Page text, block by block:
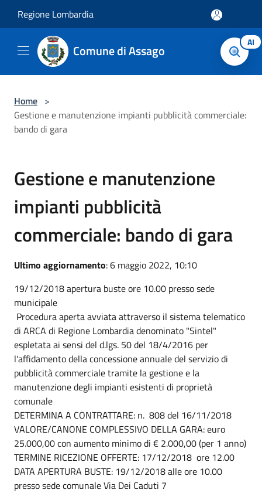
Regione Lombardia
Comune di Assago AI
Home >
Gestione e manutenzione impianti pubblicità commerciale:
bando di gara
Gestione e manutenzione
impianti pubblicità
commerciale: bando di gara
Ultimo aggiornamento: 6 maggio 2022, 10:10
19/12/2018 apertura buste ore 10.00 presso sede
municipale
Procedura aperta avviata attraverso il sistema telematico
di ARCA di Regione Lombardia denominato "Sintel"
espletata ai sensi del d.lgs. 50 del 18/4/2016 per
l'affidamento della concessione annuale del servizio di
pubblicità commerciale tramite la gestione e la
manutenzione degli impianti esistenti di proprietà
comunale
DETERMINA A CONTRATTARE: n. 808 del 16/11/2018
VALORE/CANONE COMPLESSIVO DELLA GARA: euro
25.000,00 con aumento minimo di € 2.000,00 (per 1 anno)
TERMINE RICEZIONE OFFERTE: 17/12/2018 ore 12.00
DATA APERTURA BUSTE: 19/12/2018 alle ore 10.00
presso sede comunale Via Dei Caduti 7